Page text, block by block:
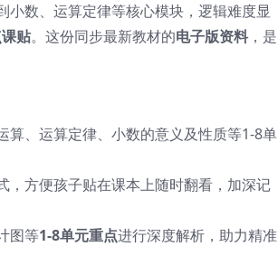
小数、运算定律等核心模块，逻辑难度显
贴。这份同步最新教材的电子版资料，是
算、运算定律、小数的意义及性质等1-8单
，方便孩子贴在课本上随时翻看，加深记
图等1-8单元重点进行深度解析，助力精准